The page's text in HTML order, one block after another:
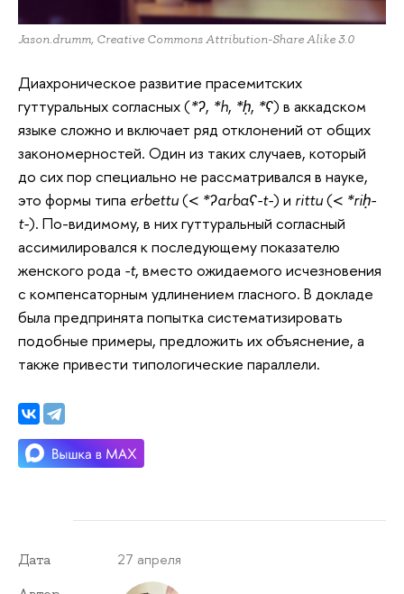
Jason.drumm, Creative Commons Attribution-Share Alike 3.0
Диахроническое развитие прасемитских
гуттуральных согласных (*ʔ, *h, *ḥ, *ʕ) в аккадском
языке сложно и включает ряд отклонений от общих
закономерностей. Один из таких случаев, который
до сих пор специально не рассматривался в науке,
это формы типа erbettu(< *ʔarbaʕ-t-) и rittu(< *riḥ-
t-). По-видимому, в них гуттуральный согласный
ассимилировался к последующему показателю
женского рода -t, вместо ожидаемого исчезновения
с компенсаторным удлинением гласного. В докладе
была предпринята попытка систематизировать
подобные примеры, предложить их объяснение, а
также привести типологические параллели.
Дата 27 апреля